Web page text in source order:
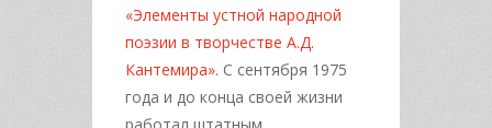
«Элементы устной народной
поэзии в творчестве А.Д.
Кантемира». С сентября 1975
года и до конца своей жизни